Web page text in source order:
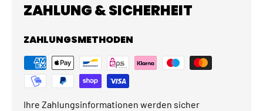
ZAHLUNG & SICHERHEIT
ZAHLUNGSMETHODEN
Ihre Zahlungsinformationen werden sicher